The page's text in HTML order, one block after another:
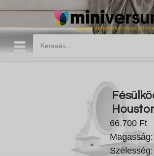
66.700 Ft
Magasság:
Szélesség: